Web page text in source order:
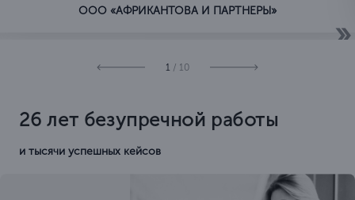
ООО «АФРИКАНТОВА И ПАРТНЕРЫ»
1 / 10
26 лет безупречной работы
и тысячи успешных кейсов